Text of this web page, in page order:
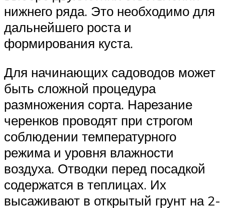
нижнего ряда. Это необходимо для
дальнейшего роста и
формирования куста.
Для начинающих садоводов может
быть сложной процедура
размножения сорта. Нарезание
черенков проводят при строгом
соблюдении температурного
режима и уровня влажности
воздуха. Отводки перед посадкой
содержатся в теплицах. Их
высаживают в открытый грунт на 2-